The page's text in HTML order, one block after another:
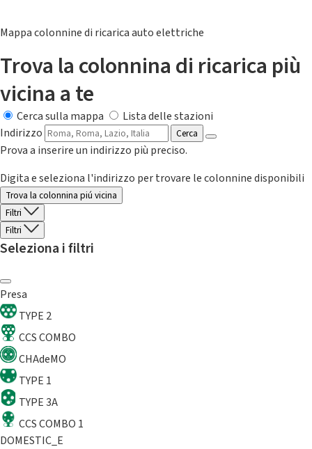
Mappa colonnine di ricarica auto elettriche
Trova la colonnina di ricarica più
vicina a te
Cerca sulla mappa
Lista delle stazioni
Indirizzo
Cerca
Prova a inserire un indirizzo più preciso.
Digita e seleziona l'indirizzo per trovare le colonnine disponibili
Trova la colonnina piú vicina
Filtri
Filtri
Seleziona i filtri
Presa
TYPE 2
CCS COMBO
CHAdeMO
TYPE 1
TYPE 3A
CCS COMBO 1
DOMESTIC_E